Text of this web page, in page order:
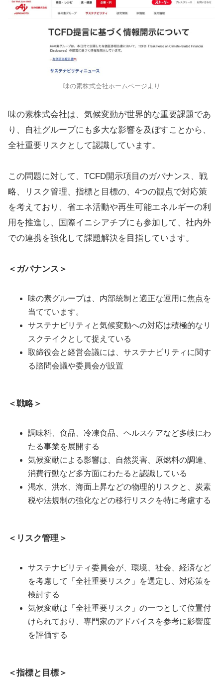
味の素株式会社ホームページより
味の素株式会社は、気候変動が世界的な重要課題であ
り、自社グループにも多大な影響を及ぼすことから、
全社重要リスクとして認識しています。
この問題に対して、TCFD開示項目のガバナンス、戦
略、リスク管理、指標と目標の、4つの観点で対応策
を考えており、省エネ活動や再生可能エネルギーの利
用を推進し、国際イニシアチブにも参加して、社内外
での連携を強化して課題解決を目指しています。
＜ガバナンス＞
味の素グループは、内部統制と適正な運用に焦点を
当てています。
サステナビリティと気候変動への対応は積極的なリ
スクテイクとして捉えている
取締役会と経営会議には、サステナビリティに関す
る諮問会議や委員会が設置
＜戦略＞
調味料、食品、冷凍食品、ヘルスケアなど多岐にわ
たる事業を展開する
気候変動による影響は、自然災害、原燃料の調達、
消費行動など多方面にわたると認識している
渇水、洪水、海面上昇などの物理的リスクと、炭素
税や法規制の強化などの移行リスクを特に考慮する
＜リスク管理＞
サステナビリティ委員会が、環境、社会、経済など
を考慮して「全社重要リスク」を選定し、対応策を
検討する
気候変動は「全社重要リスク」の一つとして位置付
けられており、専門家のアドバイスを参考に影響度
を評価する
＜指標と目標＞